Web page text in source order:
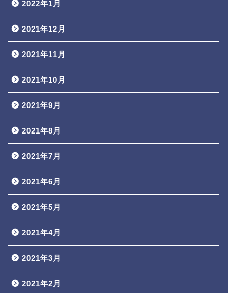
2022年1月
2021年12月
2021年11月
2021年10月
2021年9月
2021年8月
2021年7月
2021年6月
2021年5月
2021年4月
2021年3月
2021年2月